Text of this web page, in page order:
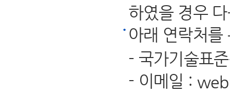
하였을 경우
아래 연락처를
- 국가기술표
- 이메일 :